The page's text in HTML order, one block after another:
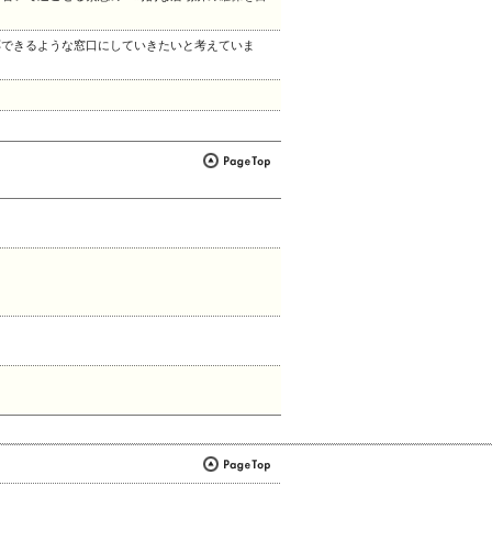
きるような窓口にしていきたいと考えていま